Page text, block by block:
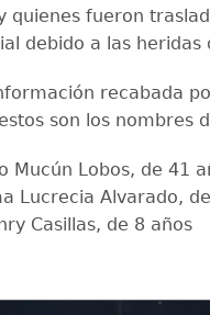
quienes fueron
debido a las heridas
recabada
son los nombres
Mucún Lobos, de 41
Lucrecia Alvarado,
Casillas, de 8 años